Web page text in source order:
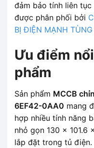
đảm bảo tính liên
được phân phối bởi
BỊ ĐIỆN MẠNH TÙNG
Ưu điểm
phẩm
Sản phẩm MCCB
6EF42-0AA0 mang
hợp nhiều tính năng
nhỏ gọn 130 x 101.6
lắp đặt trong tủ điện.